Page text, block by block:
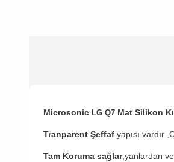
Microsonic LG Q7 Mat Silikon
Tranparent Şeffaf yapısı vardır
Tam Koruma sağlar,yanlardan